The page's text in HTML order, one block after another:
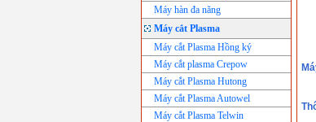
Máy hàn đa năng
Máy cắt Plasma
Máy cắt Plasma Hồng ký
Máy cắt plasma Crepow
Máy cắt Plasma Hutong
Máy cắt Plasma Autowel
Máy cắt Plasma Telwin